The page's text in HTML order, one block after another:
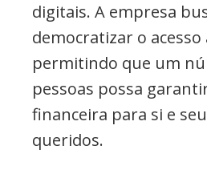
digitais. A empresa
democratizar o acesso
permitindo que um
pessoas possa
financeira para si e
queridos.